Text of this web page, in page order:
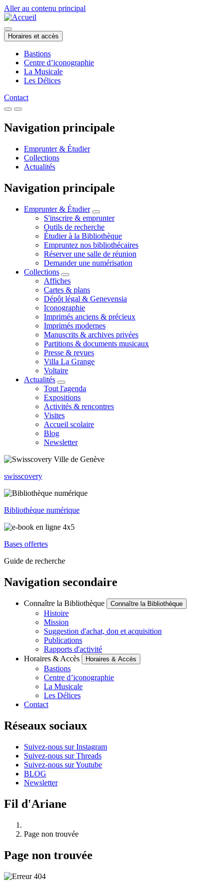
Aller au contenu principal
Horaires et accès
Bastions
Centre d’iconographie
La Musicale
Les Délices
Contact
Navigation principale
Emprunter & Étudier
Collections
Actualités
Navigation principale
Emprunter & Étudier
S'inscrire & emprunter
Outils de recherche
Étudier à la Bibliothèque
Empruntez nos bibliothécaires
Réserver une salle de réunion
Demander une numérisation
Collections
Affiches
Cartes & plans
Dépôt légal & Genevensia
Iconographie
Imprimés anciens & précieux
Imprimés modernes
Manuscrits & archives privées
Partitions & documents musicaux
Presse & revues
Villa La Grange
Voltaire
Actualités
Tout l'agenda
Expositions
Activités & rencontres
Visites
Accueil scolaire
Blog
Newsletter
swisscovery
Bibliothèque numérique
Bases offertes
Guide de recherche
Navigation secondaire
Connaître la Bibliothèque Connaître la Bibliothèque
Histoire
Mission
Suggestion d'achat, don et acquisition
Publications
Rapports d'activité
Horaires & Accès
Horaires & Accès
Bastions
Centre d’iconographie
La Musicale
Les Délices
Contact
Réseaux sociaux
Suivez-nous sur Instagram
Suivez-nous sur Threads
Suivez-nous sur Youtube
BLOG
Newsletter
Fil d'Ariane
Page non trouvée
Page non trouvée